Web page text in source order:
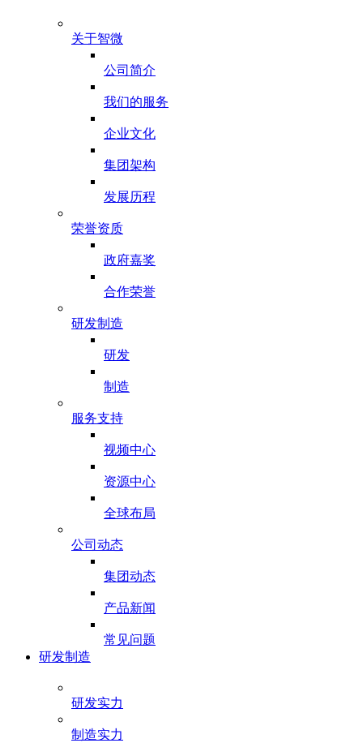
关于智微
公司简介
我们的服务
企业文化
集团架构
发展历程
荣誉资质
政府嘉奖
合作荣誉
研发制造
研发
制造
服务支持
视频中心
资源中心
全球布局
公司动态
集团动态
产品新闻
常见问题
研发制造
研发实力
制造实力